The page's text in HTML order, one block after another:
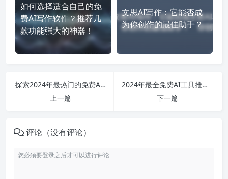
如何选择适合自己的免
费AI写作软件？推荐几
款功能强大的神器！
文思AI写作：它能否成
为你创作的最佳助手？
探索2024年最热门的免费AI智能写作工具与应用，助你轻松创作！
上一篇
2024年最全免费AI工具推荐：智能写作、绘画、音乐创作一网打尽，不容错过的应用技巧与资源
下一篇
评论（没有评论）